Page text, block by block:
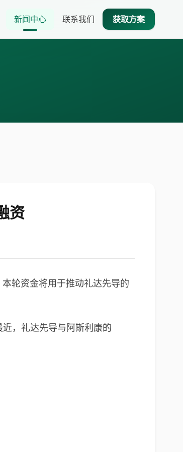
新闻中心 联系我们 获取方案
资
轮资金将用于推动礼达先导的
，礼达先导与阿斯利康的